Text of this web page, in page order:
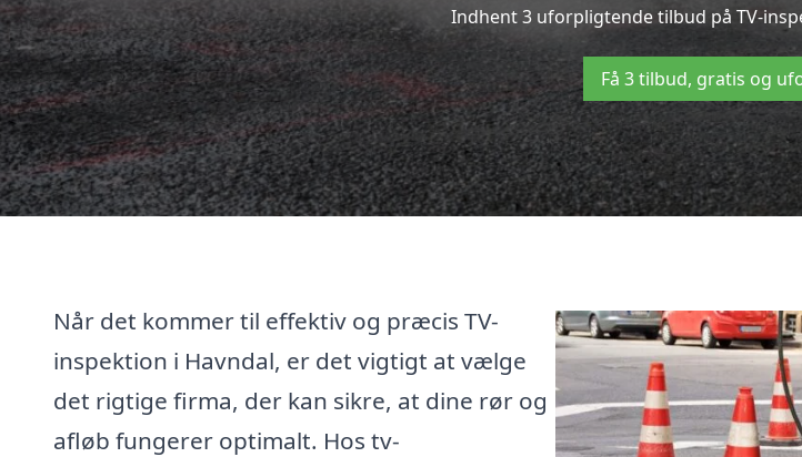
Indhent 3 uforpligtende tilbud på TV-
Få 3 tilbud, gratis og
Når det kommer til effektiv og præcis TV-
inspektion i Havndal, er det vigtigt at vælge
det rigtige firma, der kan sikre, at dine rør og
afløb fungerer optimalt. Hos tv-